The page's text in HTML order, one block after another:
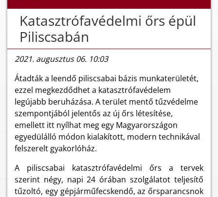
Katasztrófavédelmi őrs épül
Piliscsabán
2021. augusztus 06. 10:03
Átadták a leendő piliscsabai bázis munkaterületét,
ezzel megkezdődhet a katasztrófavédelem
legújabb beruházása. A terület mentő tűzvédelme
szempontjából jelentős az új őrs létesítése,
emellett itt nyílhat meg egy Magyarországon
egyedülálló módon kialakított, modern technikával
felszerelt gyakorlóház.
A piliscsabai katasztrófavédelmi őrs a tervek
szerint négy, napi 24 órában szolgálatot teljesítő
tűzoltó, egy gépjárműfecskendő, az őrsparancsnok